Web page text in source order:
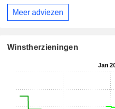
Meer adviezen
Winstherzieningen